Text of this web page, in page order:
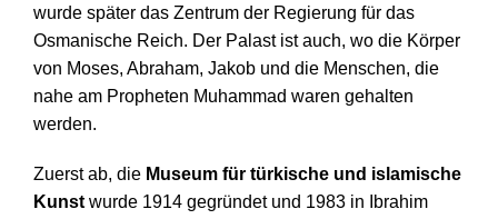
wurde später das Zentrum der Regierung für das
Osmanische Reich. Der Palast ist auch, wo die Körper
von Moses, Abraham, Jakob und die Menschen, die
nahe am Propheten Muhammad waren gehalten
werden.
Zuerst ab, die Museum für türkische und islamische
Kunstwurde 1914 gegründet und 1983 in Ibrahim